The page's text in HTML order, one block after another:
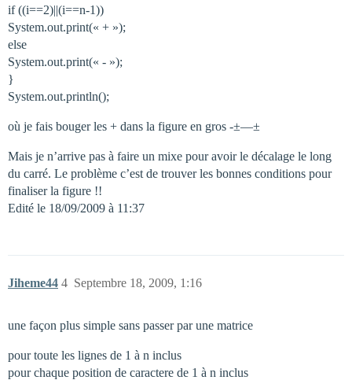
if ((i==2)||(i==n-1))
System.out.print(« + »);
else
System.out.print(« - »);
}
System.out.println();
où je fais bouger les + dans la figure en gros -±—±
Mais je n’arrive pas à faire un mixe pour avoir le décalage le long
du carré. Le problème c’est de trouver les bonnes conditions pour
finaliser la figure !!
Edité le 18/09/2009 à 11:37
Jiheme44 Septembre 18, 2009, 1:16
4
une façon plus simple sans passer par une matrice
pour toute les lignes de 1 à n inclus
pour chaque position de caractere de 1 à n inclus